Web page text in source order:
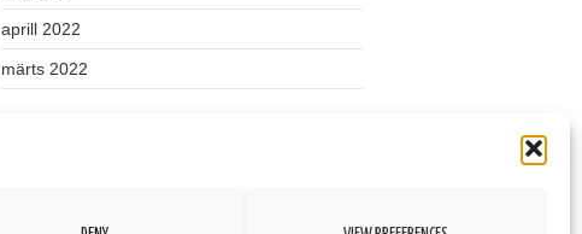
aprill 2022
märts 2022